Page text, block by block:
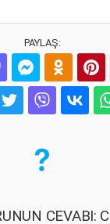
PAYLAŞ:
CEVABI: C